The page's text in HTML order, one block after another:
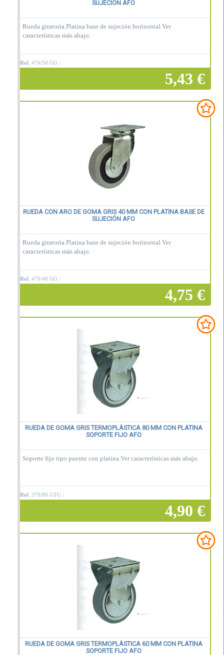
SUJECIÓN AFO
Rueda giratoria.Platina base de sujeción horizontal.Ver
características más abajo.
Ref. 476/50 GG
5,43 €
RUEDA CON ARO DE GOMA GRIS 40 MM CON PLATINA BASE DE
SUJECIÓN AFO
Rueda giratoria.Platina base de sujeción horizontal.Ver
características más abajo.
Ref. 476/40 GG
4,75 €
RUEDA DE GOMA GRIS TERMOPLÁSTICA 80 MM CON PLATINA
SOPORTE FIJO AFO
Soporte fijo tipo puente con platina.Ver características más abajo.
Ref. 379/80 GTG
4,90 €
RUEDA DE GOMA GRIS TERMOPLÁSTICA 60 MM CON PLATINA
SOPORTE FIJO AFO